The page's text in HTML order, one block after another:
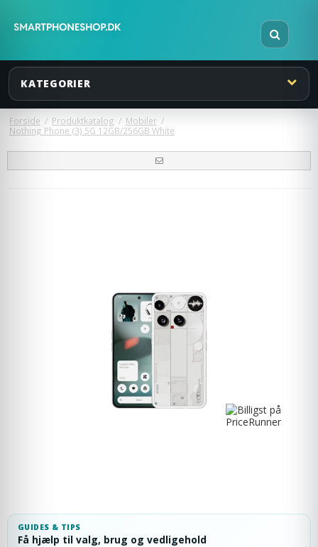
KATEGORIER
Forside / Produktkatalog / Mobiler /
Nothing Phone (3) 5G 12GB/256GB White
GUIDES & TIPS
Få hjælp til valg, brug og vedligehold